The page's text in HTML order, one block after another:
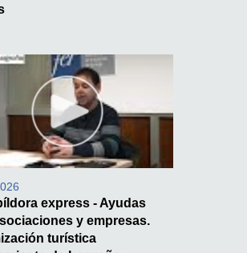
express - Ayudas
y empresas.
turística